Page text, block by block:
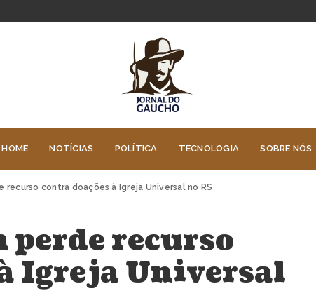
HOME NOTÍCIAS POLÍTICA TECNOLOGIA SOBRE NÓS
recurso contra doações à Igreja Universal no RS
perde recurso
Igreja Universal